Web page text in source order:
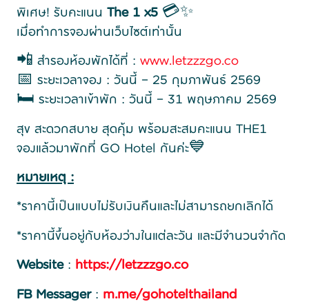
พิเศษ! รับคะแนน The 1 x5 💳✨
เมื่อทำการจองผ่านเว็บไซต์เท่านั้น
📲 สำรองห้องพักได้ที่ : www.letzzzgo.co
📅 ระยะเวลาจอง : วันนี้ – 25 กุมภาพันธ์ 2569
🛏️ ระยะเวลาเข้าพัก : วันนี้ – 31 พฤษภาคม 2569
สุข สะดวกสบาย สุดคุ้ม พร้อมสะสมคะแนน THE1
จองแล้วมาพักที่ GO Hotel กันค่ะ💙
หมายเหตุ :
*ราคานี้เป็นแบบไม่รับเงินคืนและไม่สามารถยกเลิกได้
*ราคานี้ขึ้นอยู่กับห้องว่างในแต่ละวัน และมีจำนวนจำกัด
Website: https://letzzzgo.co
FB Messager: m.me/gohotelthailand